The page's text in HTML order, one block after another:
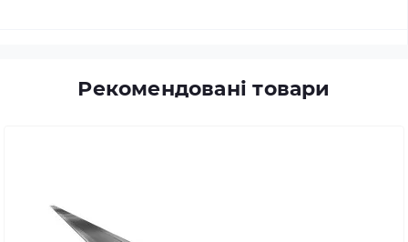
Рекомендовані товари